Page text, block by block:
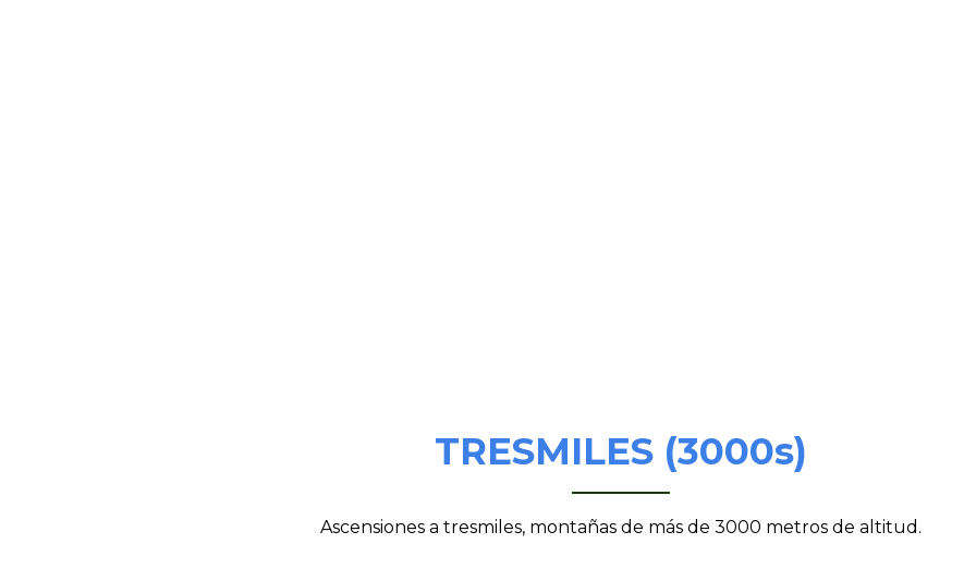
TRESMILES (3000s)
Ascensiones a tresmiles, montañas de más de 3000 metros de altitud.